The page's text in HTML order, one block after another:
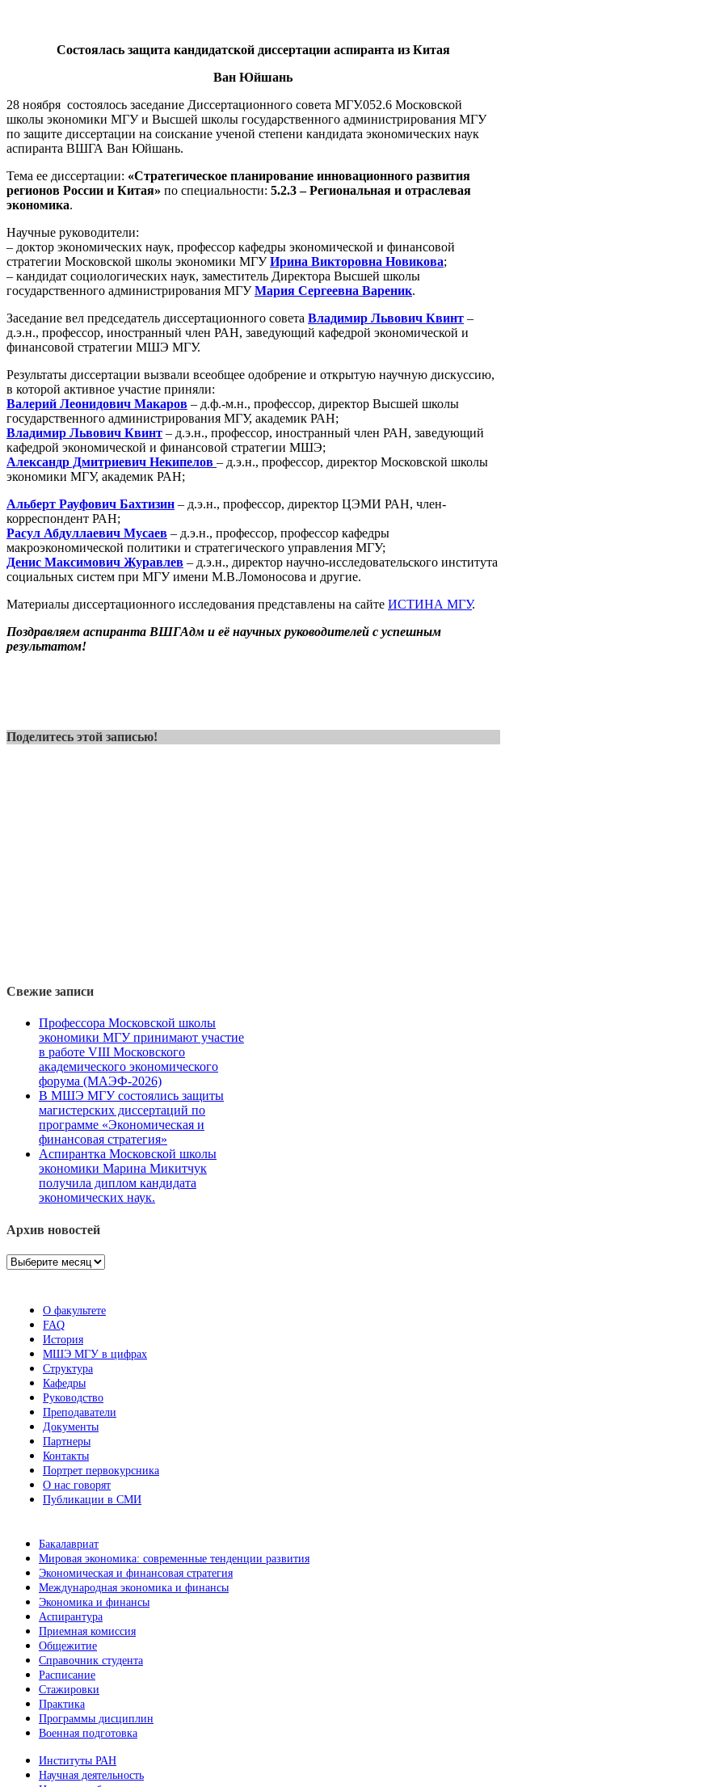
Состоялась защита кандидатской диссертации аспиранта из Китая
Ван Юйшань
28 ноября состоялось заседание Диссертационного совета МГУ.052.6 Московской
школы экономики МГУ и Высшей школы государственного администрирования МГУ
по защите диссертации на соискание ученой степени кандидата экономических наук
аспиранта ВШГА Ван Юйшань.
Тема ее диссертации: «Стратегическое планирование инновационного развития
регионов России и Китая» по специальности: 5.2.3 – Региональная и отраслевая
экономика.
Научные руководители:
– доктор экономических наук, профессор кафедры экономической и финансовой
стратегии Московской школы экономики МГУИрина Викторовна Новикова;
– кандидат социологических наук, заместитель Директора Высшей школы
государственного администрирования МГУМария Сергеевна Вареник.
Заседание вел председатель диссертационного совета Владимир Львович Квинт –
д.э.н., профессор, иностранный член РАН, заведующий кафедрой экономической и
финансовой стратегии МШЭ МГУ.
Результаты диссертации вызвали всеобщее одобрение и открытую научную дискуссию,
в которой активное участие приняли:
Валерий Леонидович Макаров – д.ф.-м.н., профессор, директор Высшей школы
государственного администрирования МГУ, академик РАН;
Владимир Львович Квинт – д.э.н., профессор, иностранный член РАН, заведующий
кафедрой экономической и финансовой стратегии МШЭ;
Александр Дмитриевич Некипелов – д.э.н., профессор, директор Московской школы
экономики МГУ, академик РАН;
Альберт Рауфович Бахтизин – д.э.н., профессор, директор ЦЭМИ РАН, член-
корреспондент РАН;
Расул Абдуллаевич Мусаев – д.э.н., профессор, профессор кафедры
макроэкономической политики и стратегического управления МГУ;
Денис Максимович Журавлев – д.э.н., директор научно-исследовательского института
социальных систем при МГУ имени М.В.Ломоносова и другие.
Материалы диссертационного исследования представлены на сайте ИСТИНА МГУ.
Поздравляем аспиранта ВШГАдм и её научных руководителей с успешным
результатом!
Поделитесь этой записью!
Свежие записи
Профессора Московской школы
экономики МГУ принимают участие
в работе VIII Московского
академического экономического
форума (МАЭФ-2026)
В МШЭ МГУ состоялись защиты
магистерских диссертаций по
программе «Экономическая и
финансовая стратегия»
Аспирантка Московской школы
экономики Марина Микитчук
получила диплом кандидата
экономических наук.
Архив новостей
Архив
О факультете
FAQ
История
МШЭ МГУ в цифрах
Структура
Кафедры
Руководство
Преподаватели
Документы
Партнеры
Контакты
Портрет первокурсника
О нас говорят
Публикации в СМИ
Бакалавриат
Мировая экономика: современные тенденции развития
Экономическая и финансовая стратегия
Международная экономика и финансы
Экономика и финансы
Аспирантура
Приемная комиссия
Общежитие
Справочник студента
Расписание
Стажировки
Практика
Программы дисциплин
Военная подготовка
Институты РАН
Научная деятельность